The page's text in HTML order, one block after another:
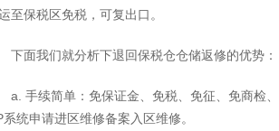
至保税区免税，可复出口。
下面我们就分析下退回保税仓仓储返修的优势：
a. 手续简单：免保证金、免税、免征、免商检
系统申请进区维修备案入区维修。